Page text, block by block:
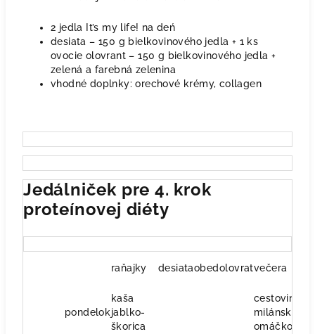
2 jedla It’s my life! na deń
desiata – 150 g bielkovinového jedla + 1 ks
ovocie olovrant – 150 g bielkovinového jedla +
zelená a farebná zelenina
vhodné doplnky: orechové krémy, collagen
Jedálniček pre 4. krok
proteínovej diéty
raňajky desiataobedolovratvečera
pondelok
kaša
jablko-
škorica
cestoviny s
milánskou
omáčkou